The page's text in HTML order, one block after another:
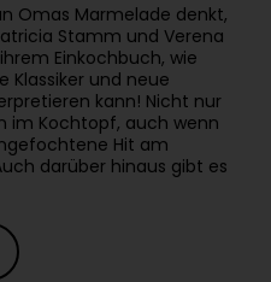
Omas Marmelade denkt,
Stamm und Verena
Einkochbuch, wie
Klassiker und neue
kann! Nicht nur
im Kochtopf, auch wenn
Hit am
darüber hinaus gibt es